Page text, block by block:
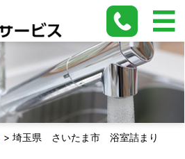
> 埼玉県 さいたま市 浴室詰まり